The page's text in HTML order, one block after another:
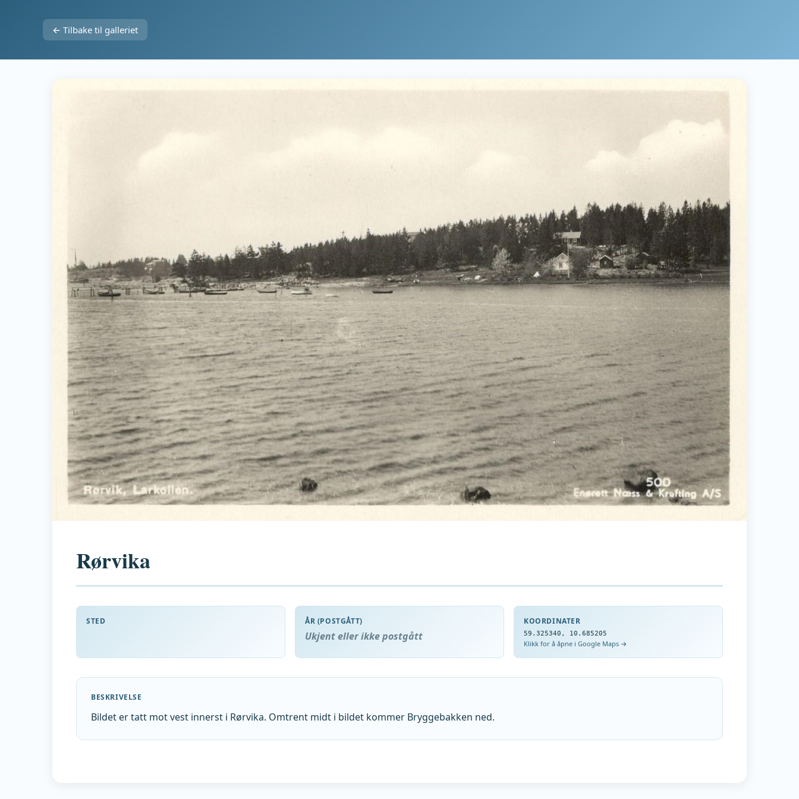
← Tilbake til galleriet
Rørvika
STED ÅR (POSTGÅTT)
Ukjent eller ikke postgått
KOORDINATER
59.325340 , 10.685205
Klikk for å åpne i Google Maps →
BESKRIVELSE
Bildet er tatt mot vest innerst i Rørvika. Omtrent midt i bildet kommer Bryggebakken ned.